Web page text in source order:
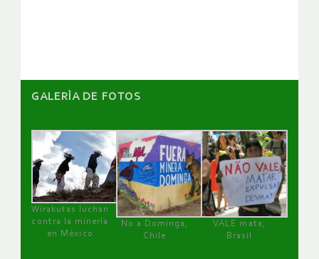
GALERÌA DE FOTOS
Wirakutas luchan
contra la minería
en México
No a Dominga,
Chile
VALE mata,
Brasil